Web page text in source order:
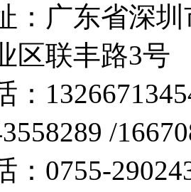
：广东省深
区联丰路3号
：
/
：0755-